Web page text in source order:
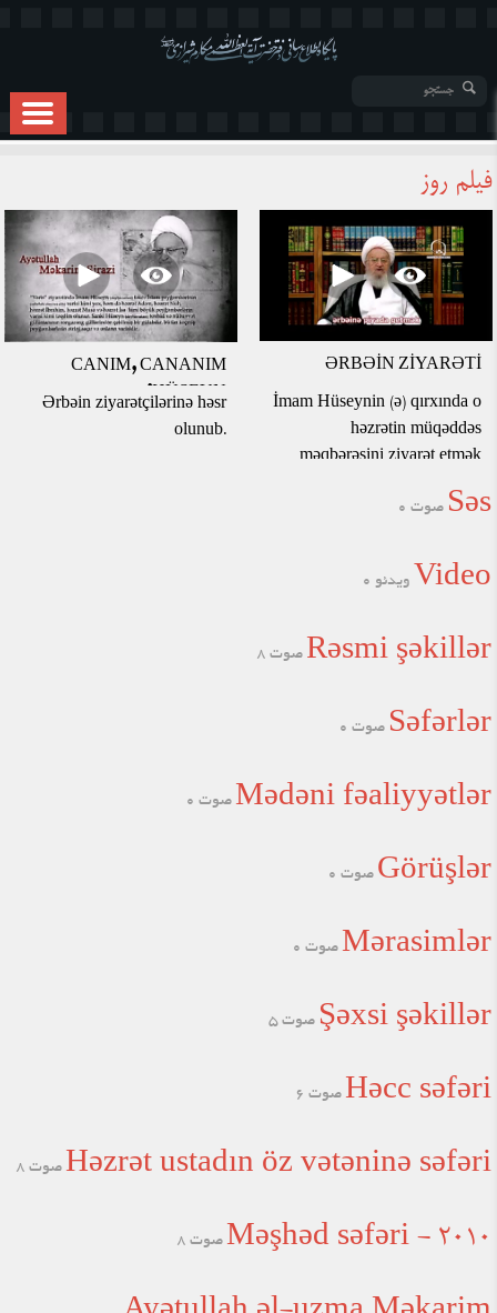
فیلم روز
ƏRBƏİN ZİYARƏTİ
İmam Hüseynin (ə) qırxında o
həzrətin müqəddəs
məqbərəsini ziyarət etmək
Kərbəlaya doğru axışır. Bu
Şirazinin də tövsiyələri var.
CANIM, CANANIM
HÜSEYN!
Ərbəin ziyarətçilərinə həsr
olunub.
Səs صوت 0
Video ویدئو 0
Rəsmi şəkillər صوت 8
Səfərlər صوت 0
Mədəni fəaliyyətlər صوت 0
Görüşlər صوت 0
Mərasimlər صوت 0
Şəxsi şəkillər صوت 5
Həcc səfəri صوت 6
Həzrət ustadın öz vətəninə səfəri صوت 8
Məşhəd səfəri - 2010 صوت 8